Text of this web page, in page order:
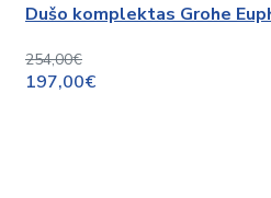
Dušo komplektas Grohe
254,00€
197,00€